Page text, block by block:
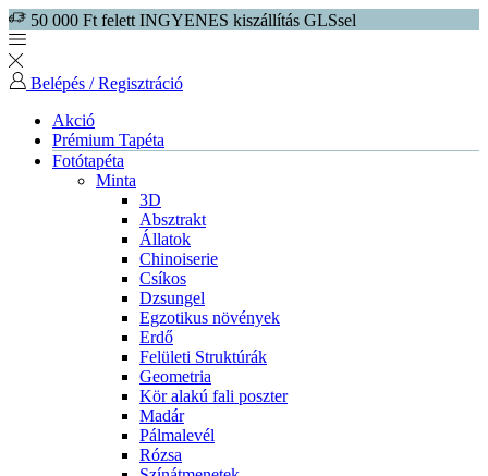
50 000 Ft felett INGYENES kiszállítás GLSsel
Belépés / Regisztráció
Akció
Prémium Tapéta
Fotótapéta
Minta
3D
Absztrakt
Állatok
Chinoiserie
Csíkos
Dzsungel
Egzotikus növények
Erdő
Felületi Struktúrák
Geometria
Kör alakú fali poszter
Madár
Pálmalevél
Rózsa